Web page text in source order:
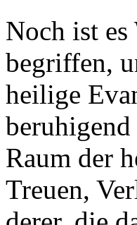
Noch ist
begriffen,
heilige
Raum der
Treuen,